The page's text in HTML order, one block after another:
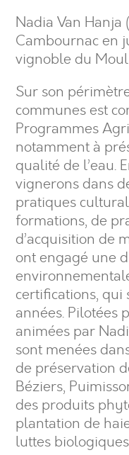
Nadia Van Hanja
Cambournac en
vignoble du
Sur son
communes est
Programmes
notamment à
qualité de l’eau.
vignerons dans
pratiques
formations, de
d’acquisition de
ont engagé une
certifications, qui
années. Pilotées
animées par
sont menées
de préservation
Béziers,
des produits
plantation de
luttes